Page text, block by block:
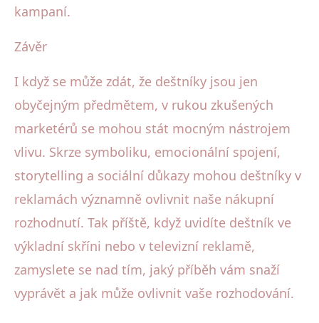
kampaní.
Závěr
I když se může zdát, že deštníky jsou jen
obyčejným předmětem, v rukou zkušených
marketérů se mohou stát mocným nástrojem
vlivu. Skrze symboliku, emocionální spojení,
storytelling a sociální důkazy mohou deštníky v
reklamách významně ovlivnit naše nákupní
rozhodnutí. Tak příště, když uvidíte deštník ve
výkladní skříni nebo v televizní reklamě,
zamyslete se nad tím, jaký příběh vám snaží
vyprávět a jak může ovlivnit vaše rozhodování.